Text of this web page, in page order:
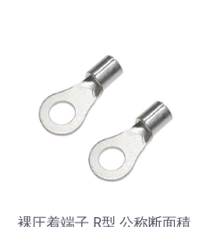
裸圧着端子 R型 公称断面積